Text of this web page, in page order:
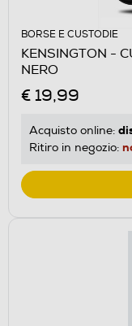
BORSE E CUSTODIE
KENSINGTON -
NERO
€ 19,99
Acquisto online:
Ritiro in negozio: